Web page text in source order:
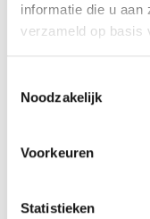
informatie die u aan
verzameld op basis
Noodzakelijk
Voorkeuren
Statistieken
REVIEWS
Nog niet gewaardeerd